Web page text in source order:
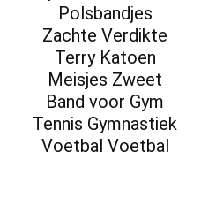
Polsbandjes
Zachte Verdikte
Terry Katoen
Meisjes Zweet
Band voor Gym
Tennis Gymnastiek
Voetbal Voetbal